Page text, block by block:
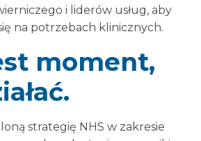
i liderów usług, aby
na potrzebach klinicznych.
moment,
strategię NHS w zakresie